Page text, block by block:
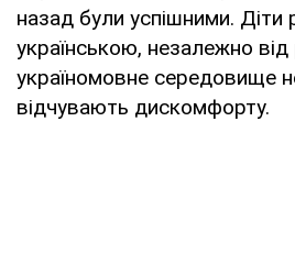
назад були успішними.
українською, незалежно від
україномовне середовище
відчувають дискомфорту.